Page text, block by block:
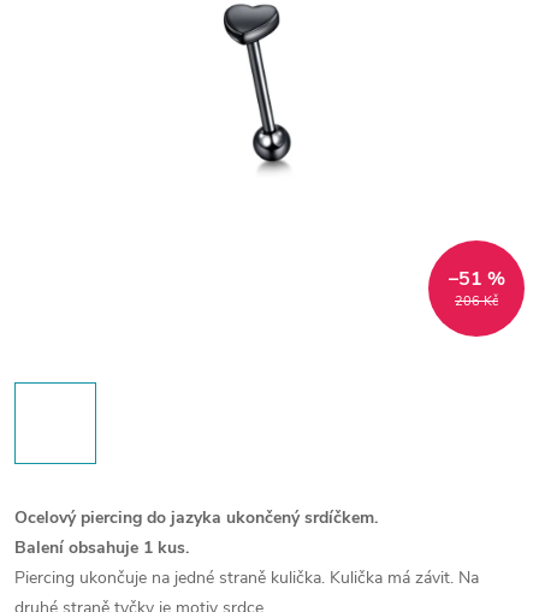
206 Kč
–51 %
Ocelový piercing do jazyka ukončený srdíčkem.
Balení obsahuje 1 kus.
Piercing ukončuje na jedné straně kulička. Kulička má závit. Na